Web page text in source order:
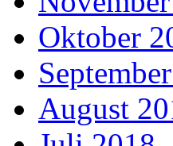
Oktober
August